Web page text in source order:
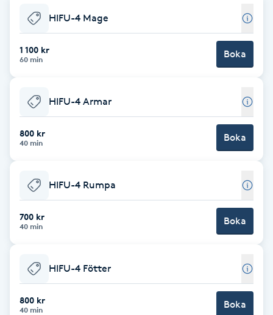
BIAB
Bottenfärg
Brynformning
Brynplockning
Bröllopsuppsättning
Celluliter
HIFU-4 Mage
1 100 kr
60 min Boka
HIFU-4 Armar
800 kr
40 min Boka
HIFU-4 Rumpa
700 kr
40 min Boka
HIFU-4 Fötter
800 kr
40 min Boka